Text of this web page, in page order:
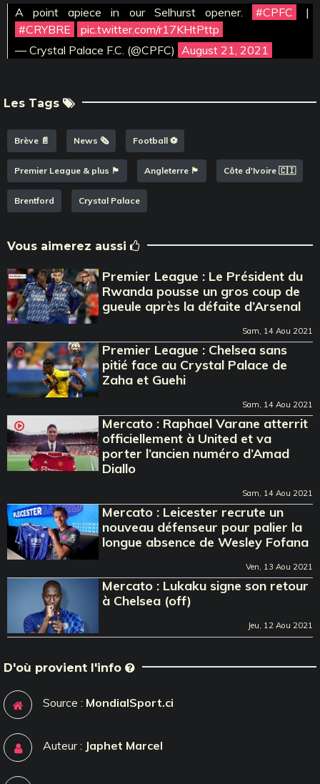
A point apiece in our Selhurst opener. #CPFC
|
#CRYBRE
pic.twitter.com/r17KHtPttp
— Crystal Palace F.C. (@CPFC) August 21, 2021
Les Tags
Brève 📄 News 🗞️ Football ⚽️
Premier League & plus 🏴󠁧󠁢󠁥󠁮󠁧󠁿 Angleterre 🏴󠁧󠁢󠁥󠁮󠁧󠁿 Côte d'Ivoire 🇨🇮
Brentford Crystal Palace
Vous aimerez aussi
Premier League : Le Président du
Rwanda pousse un gros coup de
gueule après la défaite d’Arsenal
Sam, 14 Aou 2021
Premier League : Chelsea sans
pitié face au Crystal Palace de
Zaha et Guehi
Sam, 14 Aou 2021
Mercato : Raphael Varane atterrit
officiellement à United et va
porter l’ancien numéro d’Amad
Diallo
Sam, 14 Aou 2021
Mercato : Leicester recrute un
nouveau défenseur pour palier la
longue absence de Wesley Fofana
Ven, 13 Aou 2021
Mercato : Lukaku signe son retour
à Chelsea (off)
Jeu, 12 Aou 2021
D'où provient l'info
Source : MondialSport.ci
Auteur : Japhet Marcel